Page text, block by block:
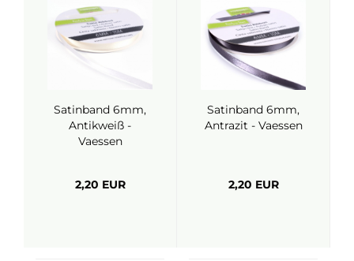
Satinband 6mm,
Antikweiß -
Vaessen
2,20 EUR
Satinband 6mm,
Antrazit - Vaessen
2,20 EUR